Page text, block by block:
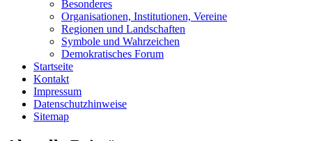
Besonderes
Organisationen, Institutionen, Vereine
Regionen und Landschaften
Symbole und Wahrzeichen
Demokratisches Forum
Startseite
Kontakt
Impressum
Datenschutzhinweise
Sitemap